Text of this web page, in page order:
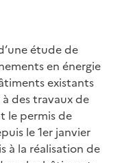
étude de
en énergie
existants
des travaux de
le permis de
le 1er janvier
à la réalisation de